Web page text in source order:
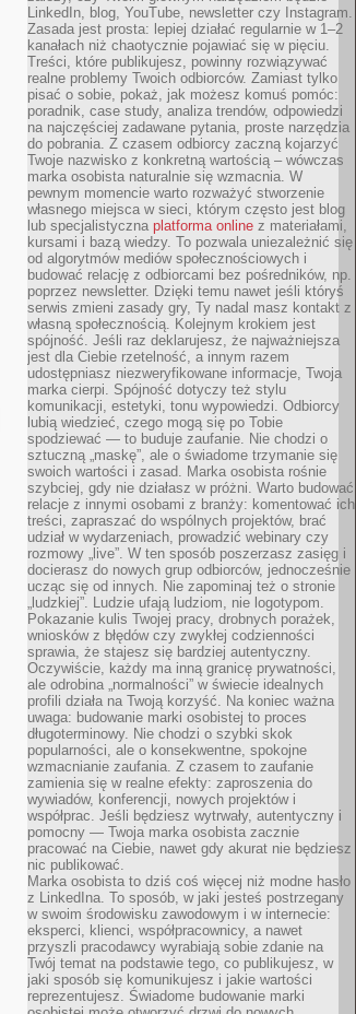
LinkedIn, blog, YouTube, newsletter czy Instagram.
Zasada jest prosta: lepiej działać regularnie w 1–2
kanałach niż chaotycznie pojawiać się w pięciu.
Treści, które publikujesz, powinny rozwiązywać
realne problemy Twoich odbiorców. Zamiast tylko
pisać o sobie, pokaż, jak możesz komuś pomóc:
poradnik, case study, analiza trendów, odpowiedzi
na najczęściej zadawane pytania, proste narzędzia
do pobrania. Z czasem odbiorcy zaczną kojarzyć
Twoje nazwisko z konkretną wartością – wówczas
marka osobista naturalnie się wzmacnia. W
pewnym momencie warto rozważyć stworzenie
własnego miejsca w sieci, którym często jest blog
lub specjalistyczna platforma online z materiałami,
kursami i bazą wiedzy. To pozwala uniezależnić się
od algorytmów mediów społecznościowych i
budować relację z odbiorcami bez pośredników, np.
poprzez newsletter. Dzięki temu nawet jeśli któryś
serwis zmieni zasady gry, Ty nadal masz kontakt z
własną społecznością. Kolejnym krokiem jest
spójność. Jeśli raz deklarujesz, że najważniejsza
jest dla Ciebie rzetelność, a innym razem
udostępniasz niezweryfikowane informacje, Twoja
marka cierpi. Spójność dotyczy też stylu
komunikacji, estetyki, tonu wypowiedzi. Odbiorcy
lubią wiedzieć, czego mogą się po Tobie
spodziewać — to buduje zaufanie. Nie chodzi o
sztuczną „maskę”, ale o świadome trzymanie się
swoich wartości i zasad. Marka osobista rośnie
szybciej, gdy nie działasz w próżni. Warto budować
relacje z innymi osobami z branży: komentować ich
treści, zapraszać do wspólnych projektów, brać
udział w wydarzeniach, prowadzić webinary czy
rozmowy „live”. W ten sposób poszerzasz zasięg i
docierasz do nowych grup odbiorców, jednocześnie
ucząc się od innych. Nie zapominaj też o stronie
„ludzkiej”. Ludzie ufają ludziom, nie logotypom.
Pokazanie kulis Twojej pracy, drobnych porażek,
wniosków z błędów czy zwykłej codzienności
sprawia, że stajesz się bardziej autentyczny.
Oczywiście, każdy ma inną granicę prywatności,
ale odrobina „normalności” w świecie idealnych
profili działa na Twoją korzyść. Na koniec ważna
uwaga: budowanie marki osobistej to proces
długoterminowy. Nie chodzi o szybki skok
popularności, ale o konsekwentne, spokojne
wzmacnianie zaufania. Z czasem to zaufanie
zamienia się w realne efekty: zaproszenia do
wywiadów, konferencji, nowych projektów i
współprac. Jeśli będziesz wytrwały, autentyczny i
pomocny — Twoja marka osobista zacznie
pracować na Ciebie, nawet gdy akurat nie będziesz
nic publikować.
Marka osobista to dziś coś więcej niż modne hasło
z LinkedIna. To sposób, w jaki jesteś postrzegany
w swoim środowisku zawodowym i w internecie:
eksperci, klienci, współpracownicy, a nawet
przyszli pracodawcy wyrabiają sobie zdanie na
Twój temat na podstawie tego, co publikujesz, w
jaki sposób się komunikujesz i jakie wartości
reprezentujesz. Świadome budowanie marki